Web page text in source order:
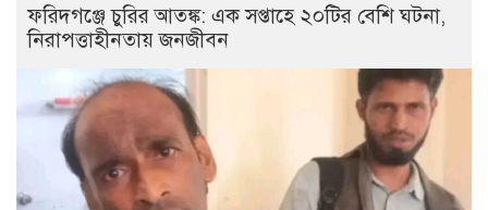
ফরিদগঞ্জে চুরির আতঙ্ক: এক সপ্তাহে ২০টির বেশি ঘটনা,
নিরাপত্তাহীনতায় জনজীবন